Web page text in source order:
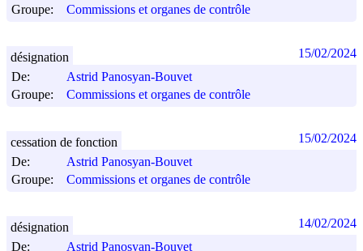
Groupe:
Commissions et organes de contrôle
De:
Astrid Panosyan-Bouvet
Groupe:
Commissions et organes de contrôle
désignation 15/02/2024
De:
Astrid Panosyan-Bouvet
Groupe:
Commissions et organes de contrôle
cessation de fonction 15/02/2024
De:
Astrid Panosyan-Bouvet
désignation 14/02/2024